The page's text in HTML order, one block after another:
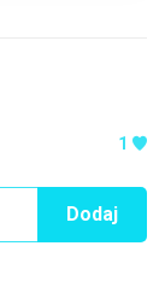
1
Dodaj